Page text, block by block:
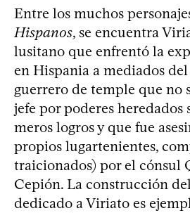
Entre los muchos
Hispanos, se encuentra
lusitano que enfrentó la
en Hispania a mediados
guerrero de temple que no
jefe por poderes heredados
meros logros y que fue
propios lugartenientes,
traicionados) por el cónsul
Cepión. La construcción
dedicado a Viriato es